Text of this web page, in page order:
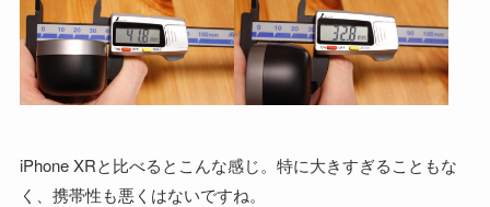
iPhone XRと比べるとこんな感じ。特に大きすぎることもな
く、携帯性も悪くはないですね。